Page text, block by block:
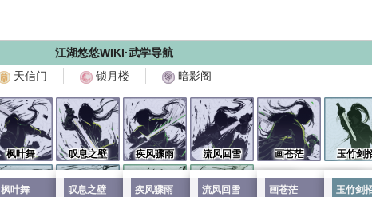
江湖悠悠WIKI·武学导航
天信门 锁月楼 暗影阁
枫叶舞
枫叶舞
叹息之壁
叹息之壁
疾风骤雨
疾风骤雨
流风回雪
流风回雪
画苍茫
画苍茫
玉竹剑
玉竹剑